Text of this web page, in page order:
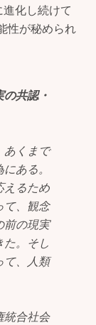
化し続けて
性が秘められ
共認・
あくまで
ある。
えるため
て、観念
前の現実
。そし
、人類
統合社会